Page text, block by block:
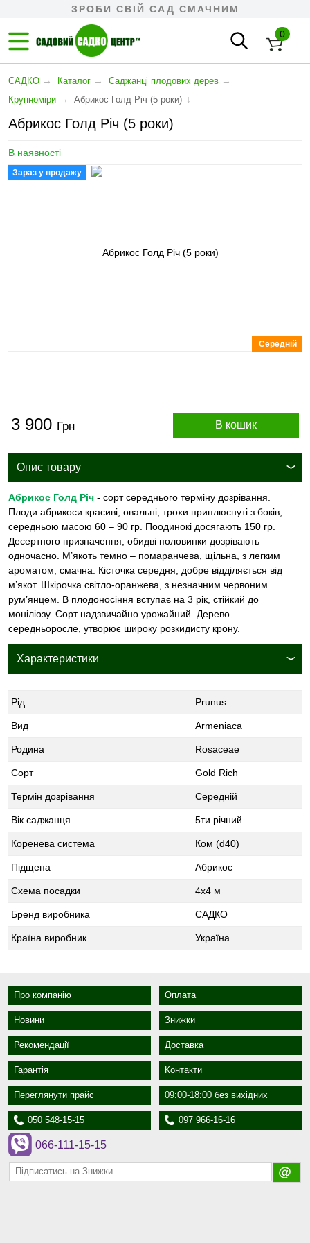
ЗРОБИ СВІЙ САД СМАЧНИМ
0
САДКО → Каталог → Cаджанці плодових дерев →
Крупноміри → Абрикос Голд Річ (5 роки) ↓
Абрикос Голд Річ (5 роки)
В наявності
Зараз у продажу
Середній
3 900 Грн В кошик
Опис товару
Абрикос Голд Річ - сорт середнього терміну дозрівання.
Плоди абрикоси красиві, овальні, трохи приплюснуті з боків,
середньою масою 60 – 90 гр. Поодинокі досягають 150 гр.
Десертного призначення, обидві половинки дозрівають
одночасно. М’якоть темно – помаранчева, щільна, з легким
ароматом, смачна. Кісточка середня, добре відділяється від
м’якот. Шкірочка світло-оранжева, з незначним червоним
рум’янцем. В плодоносіння вступає на 3 рік, стійкий до
моніліозу. Сорт надзвичайно урожайний. Дерево
середньоросле, утворює широку розкидисту крону.
Характеристики
Рід Prunus
Вид Armeniaca
Родина Rosaceae
Сорт Gold Rich
Термін дозрівання Середній
Вік саджанця 5ти річний
Коренева система Ком (d40)
Підщепа Абрикос
Схема посадки 4х4 м
Бренд виробника САДКО
Країна виробник Україна
Про компанію Оплата
Новини Знижки
Рекомендації Доставка
Гарантія Контакти
Переглянути прайс 09:00-18:00 без вихідних
050 548-15-15 097 966-16-16
066-111-15-15